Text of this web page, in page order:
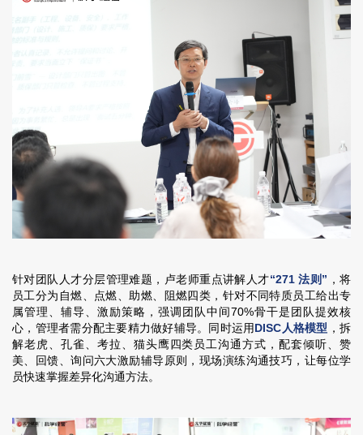
针对团队人才分层管理难题，卢老师重点讲解人才“271 法则” ，将
员工分为自燃、点燃、助燃、阻燃四类，针对不同特质员工给出专
属管理、辅导、激励策略，强调团队中间70%骨干是团队提效核
心，管理者需分配主要精力做好辅导。同时运用DISC人格模型 ，拆
解老虎、孔雀、考拉、猫头鹰四类员工沟通方式，配套倾听、赞
美、回馈、询问六大激励辅导原则，现场演练沟通技巧，让每位学
员快速掌握差异化沟通方法。